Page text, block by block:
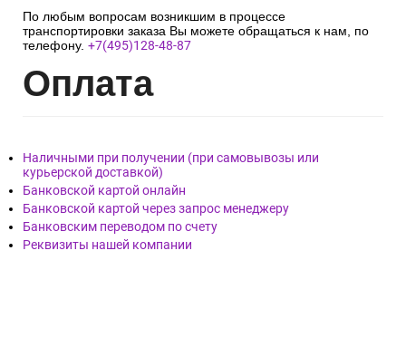
По любым вопросам возникшим в процессе
транспортировки заказа Вы можете обращаться к нам, по
телефону. +7(495)128-48-87
Оплата
Наличными при получении (при самовывозы или
курьерской доставкой)
Банковской картой онлайн
Банковской картой через запрос менеджеру
Банковским переводом по счету
Реквизиты нашей компании